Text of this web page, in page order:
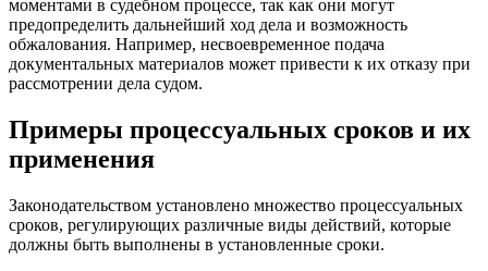
моментами в судебном процессе, так как они могут
предопределить дальнейший ход дела и возможность
обжалования. Например, несвоевременное подача
документальных материалов может привести к их отказу при
рассмотрении дела судом.
Примеры процессуальных сроков и их
применения
Законодательством установлено множество процессуальных
сроков, регулирующих различные виды действий, которые
должны быть выполнены в установленные сроки.